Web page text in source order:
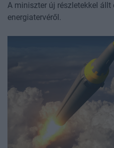
A miniszter új részletekkel állt
energiatervéről.